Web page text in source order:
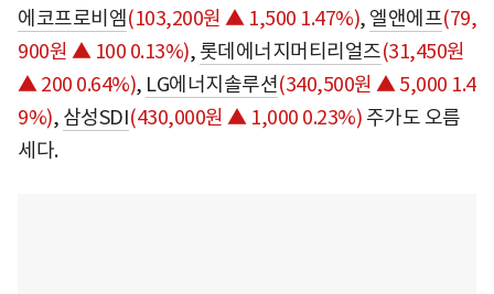
에코프로비엠(103,200원 ▲ 1,500 1.47%), 엘앤에프(79,
900원 ▲ 100 0.13%), 롯데에너지머티리얼즈(31,450원
▲ 200 0.64%), LG에너지솔루션(340,500원 ▲ 5,000 1.4
9%), 삼성SDI(430,000원 ▲ 1,000 0.23%) 주가도 오름
세다.